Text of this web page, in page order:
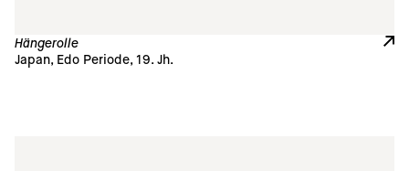
Hängerolle
Japan, Edo Periode, 19. Jh.